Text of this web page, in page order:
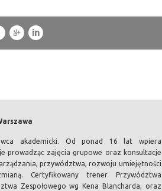
g l
akademicki. Od ponad 16 lat wpiera
prowadząc zajęcia grupowe oraz konsultacje
przywództwa, rozwoju umiejętności
Certyfikowany trener Przywództwa
Zespołowego wg Kena Blancharda, oraz